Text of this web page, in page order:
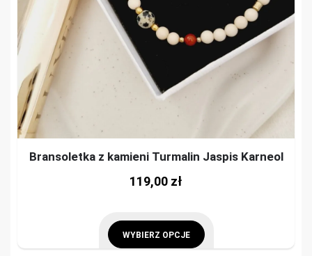
page
chosen
on
product
page
Bransoletka z kamieni Turmalin Jaspis Karneol
119,00 zł
WYBIERZ OPCJE